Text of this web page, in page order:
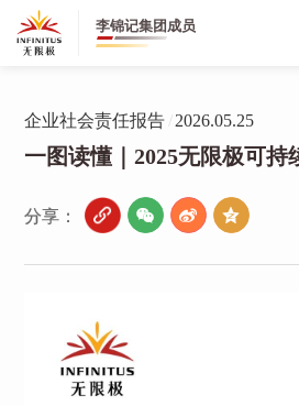
李锦记集团成员
企业社会责任报告 /2026.05.25
一图读懂｜2025无限极可持
分享：